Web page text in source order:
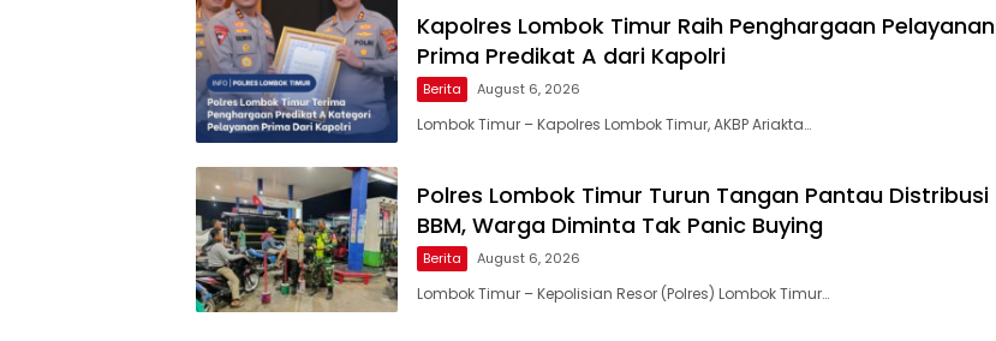
Kapolres Lombok Timur Raih Penghargaan Pelayanan
Prima Predikat A dari Kapolri
Berita August 6, 2026
Lombok Timur – Kapolres Lombok Timur, AKBP Ariakta…
Polres Lombok Timur Turun Tangan Pantau Distribusi
BBM, Warga Diminta Tak Panic Buying
Berita August 6, 2026
Lombok Timur – Kepolisian Resor (Polres) Lombok Timur…